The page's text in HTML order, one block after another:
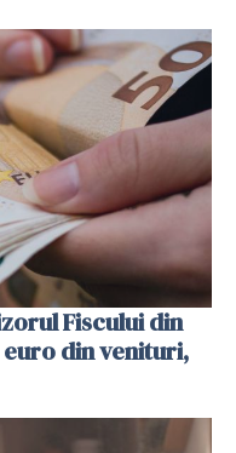
Fiscului din
din venituri,